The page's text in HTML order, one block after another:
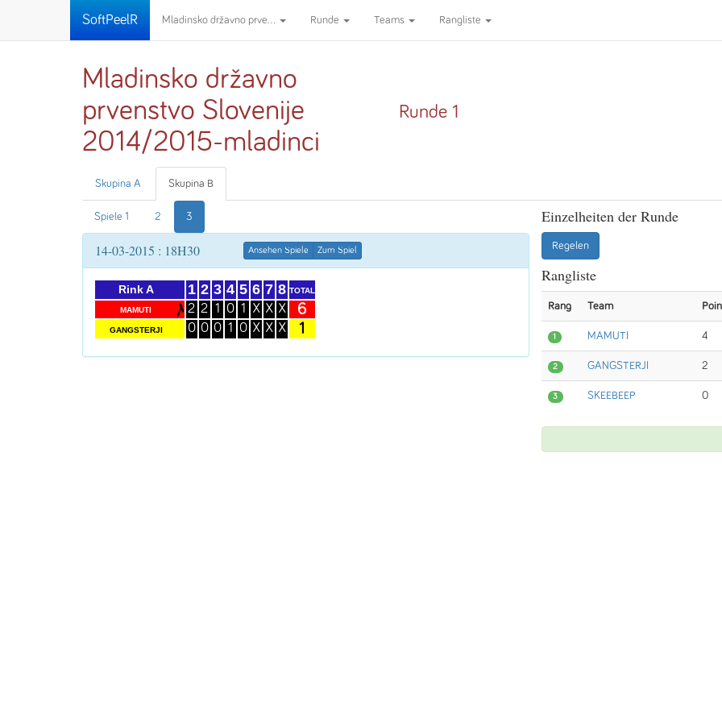
SoftPeelR Mladinsko državno prve... Runde Teams Rangliste
Mladinsko državno
prvenstvo Slovenije
2014/2015-mladinci
Runde 1
Skupina A Skupina B
Spiele 1 2 3
14-03-2015 : 18H30 Ansehen Spiele Zum Spiel
Rink A
MAMUTI
GANGSTERJI
1
2
0
2
2
0
3
1
0
4
0
1
5
1
0
6
X
X
7
X
X
8
X
X
TOTAL
6
1
Einzelheiten der Runde
Regelen
Rangliste
Rang Team
1 MAMUTI 4
2 GANGSTERJI 2
3 SKEEBEEP 0